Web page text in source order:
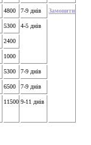
4800 7-9 днів Замовити
5300 4-5 днів
2400
1000
5300 7-9 днів
6500 7-9 днів
11500 9-11 днів